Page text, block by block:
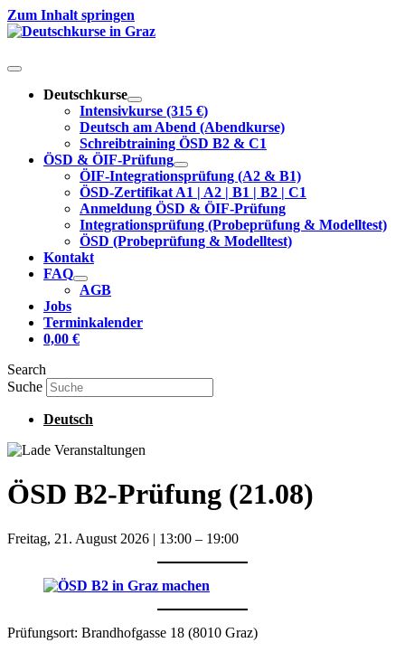
Zum Inhalt springen
Deutschkurse
Intensivkurse (315 €)
Deutsch am Abend (Abendkurse)
Schreibtraining ÖSD B2 & C1
ÖSD & ÖIF-Prüfung
ÖIF-Integrationsprüfung (A2 & B1)
ÖSD-Zertifikat A1 | A2 | B1 | B2 | C1
Anmeldung ÖSD & ÖIF-Prüfung
Integrationsprüfung (Probeprüfung & Modelltest)
ÖSD (Probeprüfung & Modelltest)
Kontakt
FAQ
AGB
Jobs
Terminkalender
0,00 €
Search
Suche
Deutsch
ÖSD B2-Prüfung (21.08)
Freitag, 21. August 2026 | 13:00 – 19:00
Prüfungsort: Brandhofgasse 18 (8010 Graz)